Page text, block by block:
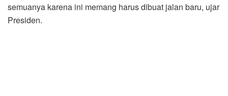
semuanya karena ini memang harus dibuat jalan baru, ujar
Presiden.